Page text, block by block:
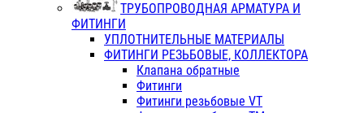
ТРУБОПРОВОДНАЯ АРМАТУРА И
ФИТИНГИ
УПЛОТНИТЕЛЬНЫЕ МАТЕРИАЛЫ
ФИТИНГИ РЕЗЬБОВЫЕ, КОЛЛЕКТОРА
Клапана обратные
Фитинги
Фитинги резьбовые VT